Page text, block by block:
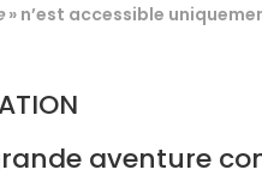
» n’est accessible
aventure